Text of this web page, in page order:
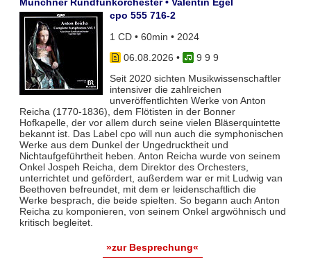
Münchner Rundfunkorchester • Valentin Egel
cpo 555 716-2
1 CD • 60min • 2024
06.08.2026 •
9 9 9
Seit 2020 sichten Musikwissenschaftler
intensiver die zahlreichen
unveröffentlichten Werke von Anton
Reicha (1770-1836), dem Flötisten in der Bonner
Hofkapelle, der vor allem durch seine vielen Bläserquintette
bekannt ist. Das Label cpo will nun auch die symphonischen
Werke aus dem Dunkel der Ungedrucktheit und
Nichtaufgeführtheit heben. Anton Reicha wurde von seinem
Onkel Jospeh Reicha, dem Direktor des Orchesters,
unterrichtet und gefördert, außerdem war er mit Ludwig van
Beethoven befreundet, mit dem er leidenschaftlich die
Werke besprach, die beide spielten. So begann auch Anton
Reicha zu komponieren, von seinem Onkel argwöhnisch und
kritisch begleitet.
»zur Besprechung«